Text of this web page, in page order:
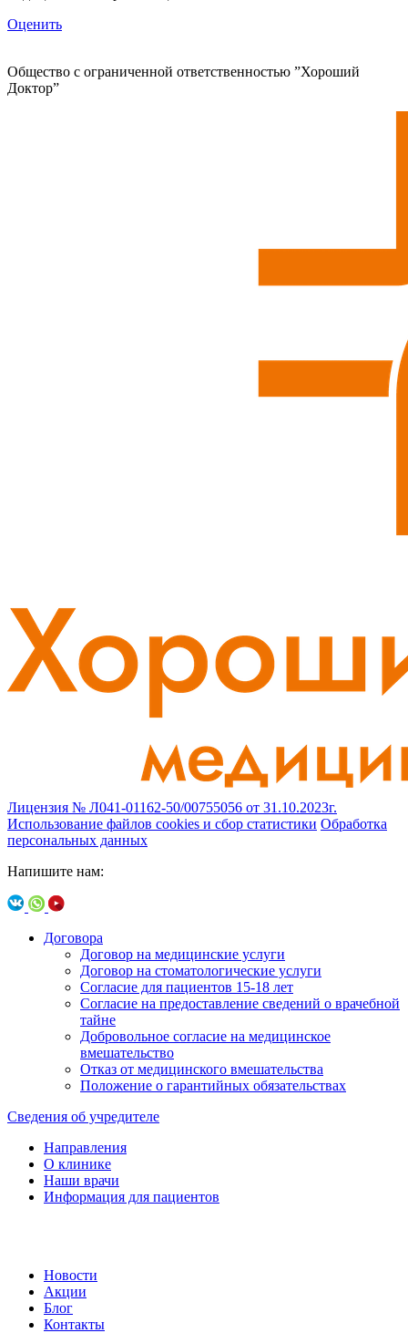
Оценить
Общество с ограниченной ответственностью ”Хороший
Доктор”
Лицензия № Л041-01162-50/00755056 от 31.10.2023г.
Использование файлов cookies и сбор статистики Обработка
персональных данных
Напишите нам:
Договора
Договор на медицинские услуги
Договор на стоматологические услуги
Согласие для пациентов 15-18 лет
Согласие на предоставление сведений о врачебной
тайне
Добровольное согласие на медицинское
вмешательство
Отказ от медицинского вмешательства
Положение о гарантийных обязательствах
Сведения об учредителе
Направления
О клинике
Наши врачи
Информация для пациентов
Новости
Акции
Блог
Контакты